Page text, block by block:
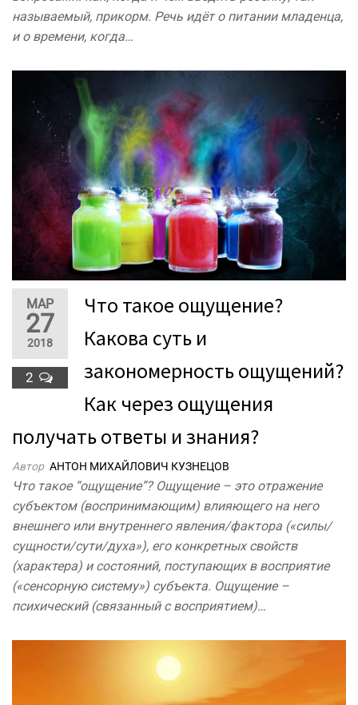
называемый, прикорм. Речь идёт о питании младенца,
и о времени, когда…
МАР
27
2018
2
Что такое ощущение?
Какова суть и
закономерность ощущений?
Как через ощущения
получать ответы и знания?
Автор АНТОН МИХАЙЛОВИЧ КУЗНЕЦОВ
Что такое “ощущение”? Ощущение – это отражение
субъектом (воспринимающим) влияющего на него
внешнего или внутреннего явления/фактора («силы/
сущности/сути/духа»), его конкретных свойств
(характера) и состояний, поступающих в восприятие
(«сенсорную систему») субъекта. Ощущение –
психический (связанный с восприятием)…